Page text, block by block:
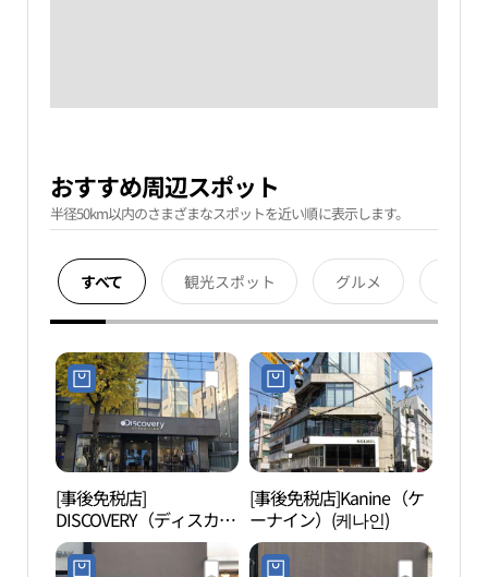
おすすめ周辺スポット
半径50km以内のさまざまなスポットを近い順に表示します。
すべて 観光スポット グルメ
[事後免税店]
DISCOVERY（ディスカバ
リー）・カロスキル店
(디스커버리 가로수길점)
[事後免税店]Kanine（ケ
ーナイン）(케나인)